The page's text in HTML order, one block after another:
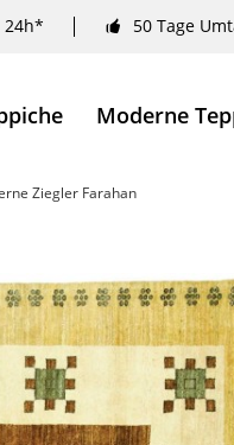
24h* 50 Tage
Moderne
Ziegler Farahan